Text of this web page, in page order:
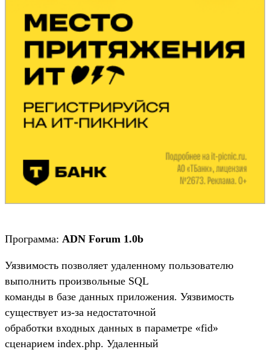
Программа: ADN Forum 1.0b
Уязвимость позволяет удаленному пользователю
выполнить произвольные SQL
команды в базе данных приложения. Уязвимость
существует из-за недостаточной
обработки входных данных в параметре «fid»
сценарием index.php. Удаленный